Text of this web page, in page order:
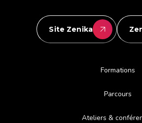
Site Zenika
Formations
Parcours
Ateliers &